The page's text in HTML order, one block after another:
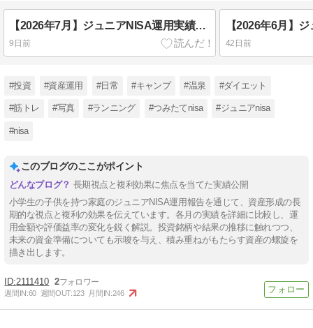
【2026年7月】ジュニアNISA運用実績｜追加投資なしで放置した結果を38歳医療職が公開
9日前 42日前
#投資 #資産運用 #日常 #キャンプ #温泉 #ダイエット
#筋トレ #写真 #ランニング #つみたてnisa #ジュニアnisa
#nisa
このブログのここがポイント
長期視点と複利効果に焦点を当てた実績公開
小学生の子供を持つ家庭のジュニアNISA運用報告を通じて、資産形成の長
期的な視点と複利の効果を伝えています。各月の実績を詳細に比較し、運
用金額や評価益率の変化を鋭く解説。投資銘柄や結果の推移に触れつつ、
未来の資金準備についても示唆を与え、積み重ねがもたらす資産の螺旋を
描き出します。
2111410 2
週間IN:60 週間OUT:123 月間IN:246